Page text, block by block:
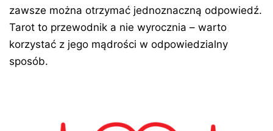
zawsze można otrzymać jednoznaczną odpowiedź.
Tarot to przewodnik a nie wyrocznia – warto
korzystać z jego mądrości w odpowiedzialny
sposób.